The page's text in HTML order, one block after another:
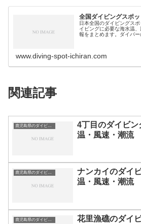
全国ダイビングスポ
日本全国のダイビングス
イビングに必要な海水温
報をまとめます。ダイバー
www.diving-spot-ichiran.com
関連記事
鹿児島県のダイビングスポット・ポイント一覧
4丁目のダイビ
温・風速・潮流
鹿児島県のダイビングスポット・ポイント一覧
ナンカイのダイ
温・風速・潮流
鹿児島県のダイビングスポット・ポイント一覧
花里漁礁のダイ